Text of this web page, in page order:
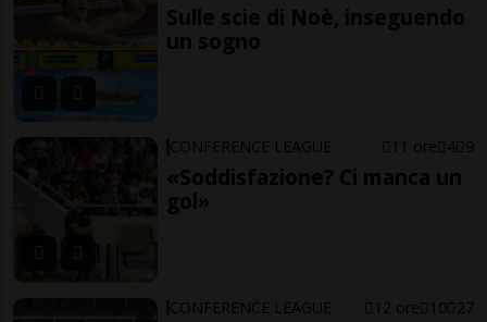
Sulle scie di Noè, inseguendo
un sogno
CONFERENCE LEAGUE 11 ore 4 9
«Soddisfazione? Ci manca un
gol»
CONFERENCE LEAGUE 12 ore 10 27